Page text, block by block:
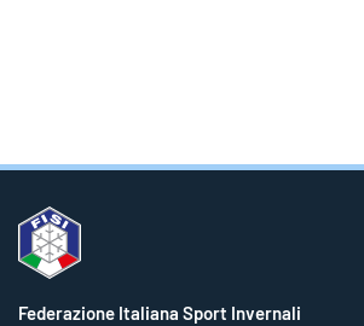
Federazione Italiana Sport Invernali